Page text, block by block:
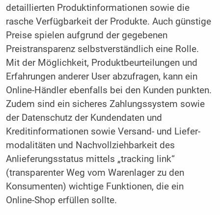
detaillierten Produktinformationen sowie die
rasche Verfügbarkeit der Produkte. Auch günstige
Preise spielen aufgrund der gegebenen
Preistransparenz selbstverständlich eine Rolle.
Mit der Möglichkeit, Produktbeurteilungen und
Erfahrungen anderer User abzufragen, kann ein
Online-Händler ebenfalls bei den Kunden punkten.
Zudem sind ein sicheres Zahlungssystem sowie
der Datenschutz der Kundendaten und
Kreditinformationen sowie Versand- und Liefer­
modalitäten und Nachvollziehbarkeit des
Anlieferungs­status mittels „tracking link“
(transparenter Weg vom ­Warenlager zu den
Konsumenten) wichtige Funktionen, die ein
Online-Shop erfüllen sollte.